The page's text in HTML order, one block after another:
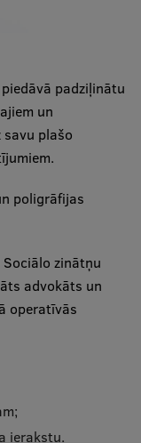
padziļinātu
un
plašo
poligrāfijas
Sociālo zinātņu
advokāts un
operatīvās
ierakstu.